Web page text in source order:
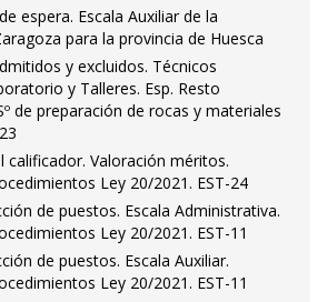
espera. Escala Auxiliar de la
para la provincia de Huesca
y excluidos. Técnicos
y Talleres. Esp. Resto
de preparación de rocas y materiales
calificador. Valoración méritos.
Ley 20/2021. EST-24
de puestos. Escala Administrativa.
Ley 20/2021. EST-11
de puestos. Escala Auxiliar.
Ley 20/2021. EST-11